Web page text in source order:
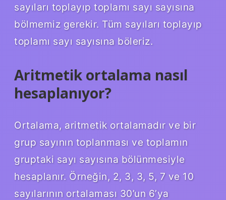
sayıları toplayıp toplamı sayı sayısına
bölmemiz gerekir. Tüm sayıları toplayıp
toplamı sayı sayısına böleriz.
Aritmetik ortalama nasıl
hesaplanıyor?
Ortalama, aritmetik ortalamadır ve bir
grup sayının toplanması ve toplamın
gruptaki sayı sayısına bölünmesiyle
hesaplanır. Örneğin, 2, 3, 3, 5, 7 ve 10
sayılarının ortalaması 30’un 6’ya